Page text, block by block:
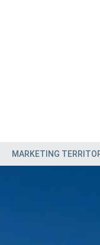
MARKETING